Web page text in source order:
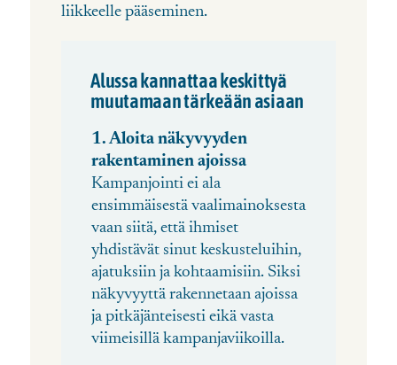
liikkeelle pääseminen.
Alussa kannattaa keskittyä
muutamaan tärkeään asiaan
1. Aloita näkyvyyden
rakentaminen ajoissa
Kampanjointi ei ala
ensimmäisestä vaalimainoksesta
vaan siitä, että ihmiset
yhdistävät sinut keskusteluihin,
ajatuksiin ja kohtaamisiin. Siksi
näkyvyyttä rakennetaan ajoissa
ja pitkäjänteisesti eikä vasta
viimeisillä kampanjaviikoilla.